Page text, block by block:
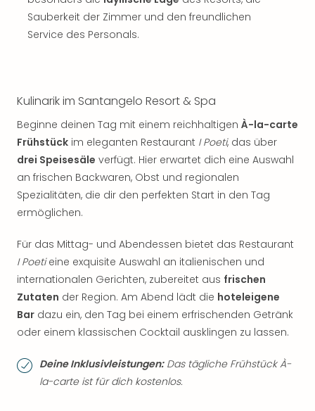
Sauberkeit der Zimmer und den freundlichen
Service des Personals.
Kulinarik im Santangelo Resort & Spa
Beginne deinen Tag mit einem reichhaltigen À-la-carte
Frühstück im eleganten Restaurant I Poeti, das über
drei Speisesäle verfügt. Hier erwartet dich eine Auswahl
an frischen Backwaren, Obst und regionalen
Spezialitäten, die dir den perfekten Start in den Tag
ermöglichen.
Für das Mittag- und Abendessen bietet das Restaurant
I Poetieine exquisite Auswahl an italienischen und
internationalen Gerichten, zubereitet aus frischen
Zutaten der Region. Am Abend lädt die hoteleigene
Bar dazu ein, den Tag bei einem erfrischenden Getränk
oder einem klassischen Cocktail ausklingen zu lassen.
Deine Inklusivleistungen:Das tägliche Frühstück À-
la-carte ist für dich kostenlos.